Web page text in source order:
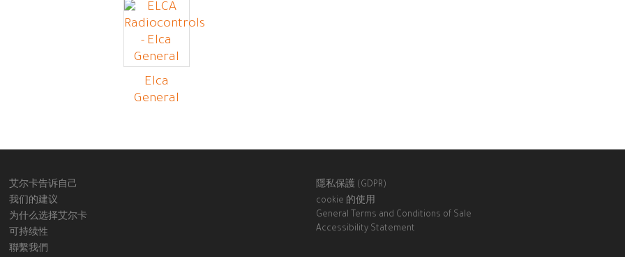
Elca
General
艾尔卡告诉自己
我们的建议
为什么选择艾尔卡
可持续性
聯繫我們
隱私保護 (GDPR)
cookie 的使用
General Terms and Conditions of Sale
Accessibility Statement